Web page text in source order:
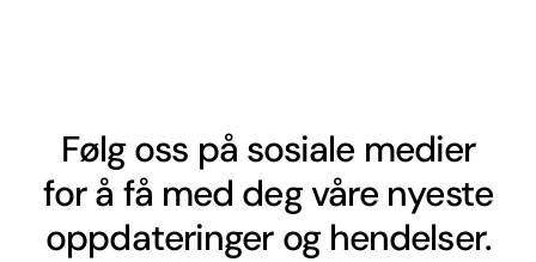
Følg oss på sosiale medier
for å få med deg våre nyeste
oppdateringer og hendelser.